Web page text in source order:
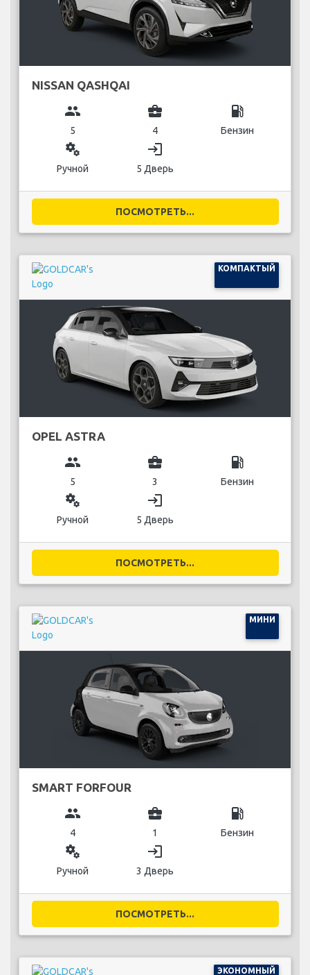
NISSAN QASHQAI
group
5
business_center
4
local_gas_station
Бензин
miscellaneous_services
Ручной
login
5 Дверь
ПОСМОТРЕТЬ...
КОМПАКТЫЙ
OPEL ASTRA
group
5
business_center
3
local_gas_station
Бензин
miscellaneous_services
Ручной
login
5 Дверь
ПОСМОТРЕТЬ...
МИНИ
SMART FORFOUR
group
4
business_center
1
local_gas_station
Бензин
miscellaneous_services
Ручной
login
3 Дверь
ПОСМОТРЕТЬ...
ЭКОНОМНЫЙ